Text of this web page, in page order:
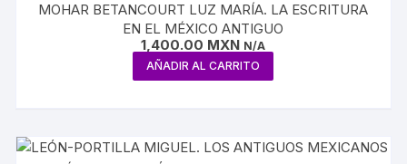
MOHAR BETANCOURT LUZ MARÍA. LA ESCRITURA
EN EL MÉXICO ANTIGUO
1,400.00 MXN N/A
AÑADIR AL CARRITO